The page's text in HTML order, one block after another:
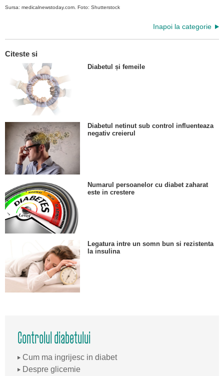
Sursa: medicalnewstoday.com. Foto: Shutterstock
Inapoi la categorie
Citeste si
Diabetul și femeile
Diabetul netinut sub control influenteaza
negativ creierul
Numarul persoanelor cu diabet zaharat
este in crestere
Legatura intre un somn bun si rezistenta
la insulina
Controlul diabetului
Cum ma ingrijesc in diabet
Despre glicemie